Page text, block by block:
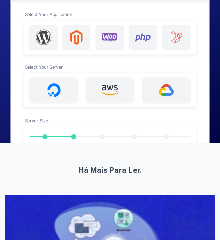
Há Mais Para Ler.